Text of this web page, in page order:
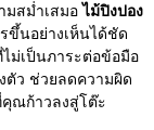
มสม่ำเสมอ ไม้ปิงปอง
ขึ้นอย่างเห็นได้ชัด
ม่เป็นภาระต่อข้อมือ
ตัว ช่วยลดความผิด
ณก้าวลงสู่โต๊ะ